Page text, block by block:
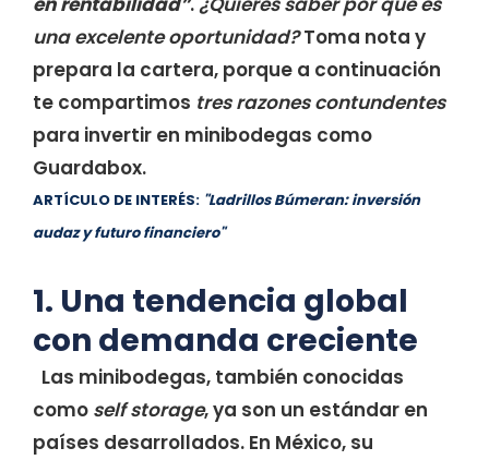
una excelente oportunidad?Toma nota y
prepara la cartera, porque a continuación
te compartimos tres razones contundentes
para invertir en minibodegas como
Guardabox.
ARTÍCULO DE INTERÉS: "Ladrillos Búmeran: inversión
audaz y futuro financiero"
1. Una tendencia global
con demanda creciente
Las minibodegas, también conocidas
como self storage, ya son un estándar en
países desarrollados. En México, su